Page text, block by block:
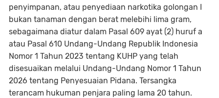
penyimpanan, atau penyediaan narkotika golongan I
bukan tanaman dengan berat melebihi lima gram,
sebagaimana diatur dalam Pasal 609 ayat (2) huruf a
atau Pasal 610 Undang-Undang Republik Indonesia
Nomor 1 Tahun 2023 tentang KUHP yang telah
disesuaikan melalui Undang-Undang Nomor 1 Tahun
2026 tentang Penyesuaian Pidana. Tersangka
terancam hukuman penjara paling lama 20 tahun.